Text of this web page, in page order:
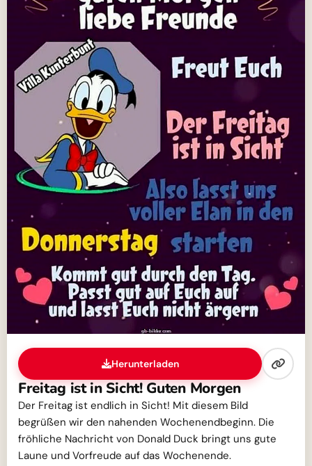
Herunterladen
Freitag ist in Sicht! Guten Morgen
Der Freitag ist endlich in Sicht! Mit diesem Bild
begrüßen wir den nahenden Wochenendbeginn. Die
fröhliche Nachricht von Donald Duck bringt uns gute
Laune und Vorfreude auf das Wochenende.